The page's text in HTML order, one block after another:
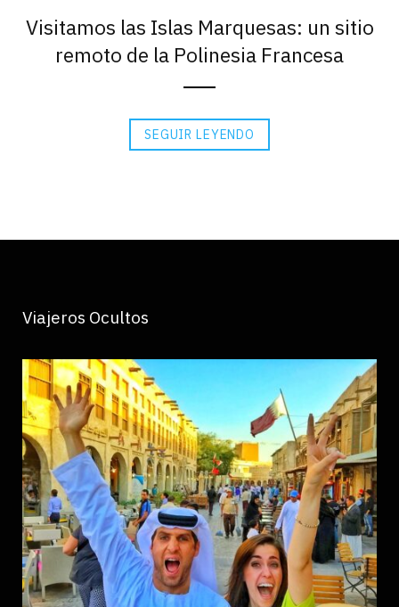
Visitamos las Islas Marquesas: un sitio
remoto de la Polinesia Francesa
SEGUIR LEYENDO
Viajeros Ocultos